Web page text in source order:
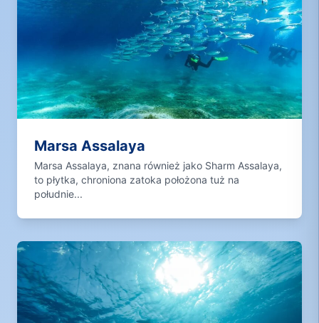
Marsa Assalaya
Marsa Assalaya, znana również jako Sharm Assalaya,
to płytka, chroniona zatoka położona tuż na
południe...